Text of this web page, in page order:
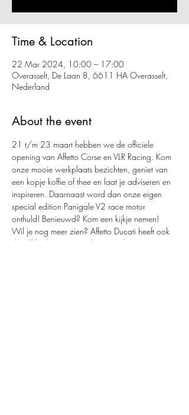
Time & Location
22 Mar 2024, 10:00 – 17:00
Overasselt, De Laan 8, 6611 HA Overasselt,
Nederland
About the event
21 t/m 23 maart hebben we de officiele
opening van Affetto Corse en VLR Racing. Kom
onze mooie werkplaats bezichten, geniet van
een kopje koffie of thee en laat je adviseren en
inspireren. Daarnaast word dan onze eigen
special edition Panigale V2 race motor
onthuld! Benieuwd? Kom een kijkje nemen!
Wil je nog meer zien? Affetto Ducati heeft ook
dezelfde datums opendagen en live experience